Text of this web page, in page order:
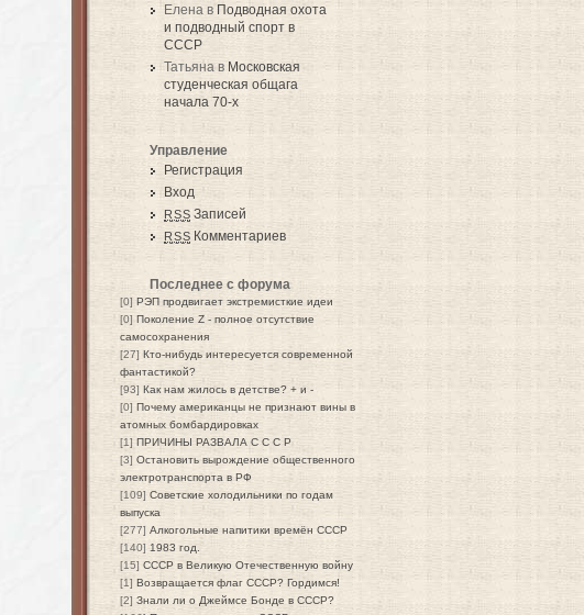
Елена в Подводная охота
и подводный спорт в
СССР
Татьяна в Московская
студенческая общага
начала 70-х
Управление
Регистрация
Вход
RSS Записей
RSS Комментариев
Последнее с форума
[0] РЭП продвигает экстремисткие идеи
[0] Поколение Z - полное отсутствие
самосохранения
[27] Кто-нибудь интересуется современной
фантастикой?
[93] Как нам жилось в детстве? + и -
[0] Почему американцы не признают вины в
атомных бомбардировках
[1] ПРИЧИНЫ РАЗВАЛА С С С Р
[3] Остановить вырождение общественного
электротранспорта в РФ
[109] Советские холодильники по годам
выпуска
[277] Алкогольные напитики времён СССР
[140] 1983 год.
[15] СССР в Великую Отечественную войну
[1] Возвращается флаг СССР? Гордимся!
[2] Знали ли о Джеймсе Бонде в СССР?